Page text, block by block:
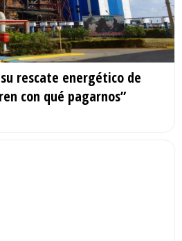
rescate energético de
con qué pagarnos”